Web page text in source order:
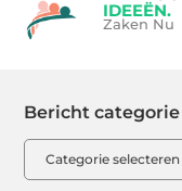
IDEEËN.
Zaken Nu
Bericht categorie